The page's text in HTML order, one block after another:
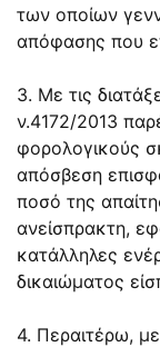
των οποίων
απόφασης που
3. Με τις
ν.4172/2013
φορολογικούς
απόσβεση
ποσό της
ανείσπρακτη,
κατάλληλες
δικαιώματος
4. Περαιτέρω, με